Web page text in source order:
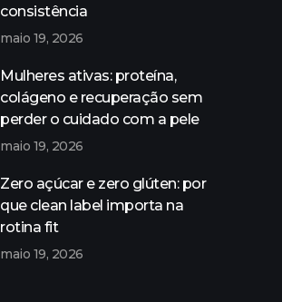
consistência
maio 19, 2026
Mulheres ativas: proteína,
colágeno e recuperação sem
perder o cuidado com a pele
maio 19, 2026
Zero açúcar e zero glúten: por
que clean label importa na
rotina fit
maio 19, 2026